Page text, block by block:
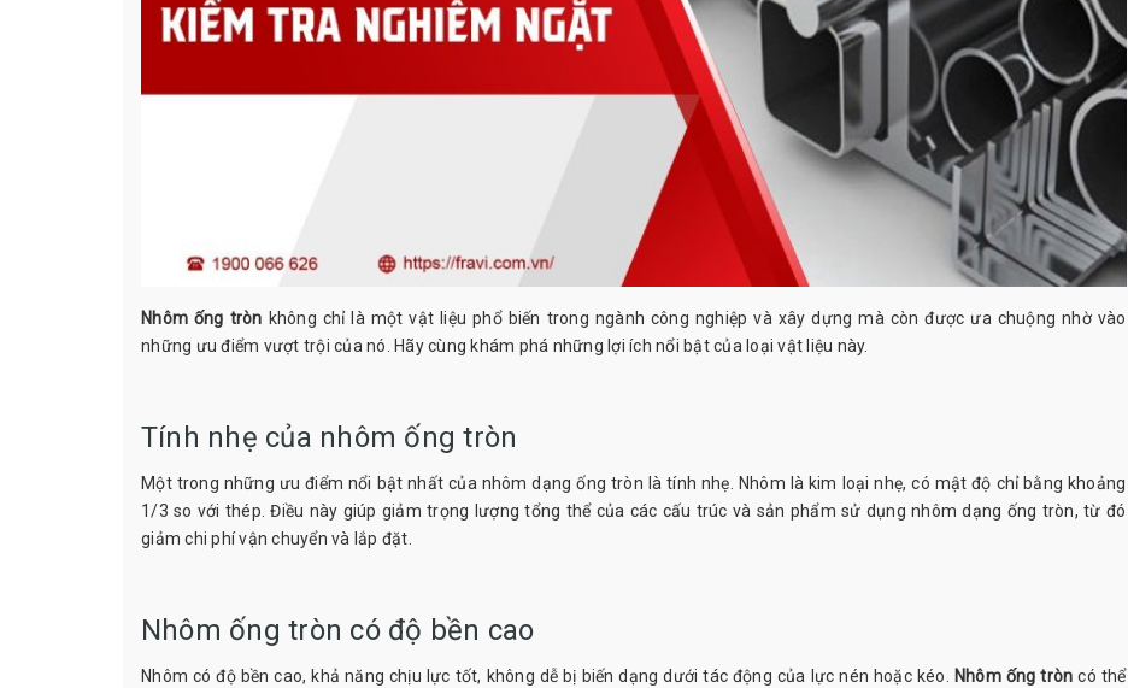
Nhôm ống tròn không chỉ là một vật liệu phổ biến trong ngành công nghiệp và xây dựng mà còn được ưa chuộng nhờ vào
những ưu điểm vượt trội của nó. Hãy cùng khám phá những lợi ích nổi bật của loại vật liệu này.
Tính nhẹ của nhôm ống tròn
Một trong những ưu điểm nổi bật nhất của nhôm dạng ống tròn là tính nhẹ. Nhôm là kim loại nhẹ, có mật độ chỉ bằng khoảng
1/3 so với thép. Điều này giúp giảm trọng lượng tổng thể của các cấu trúc và sản phẩm sử dụng nhôm dạng ống tròn, từ đó
giảm chi phí vận chuyển và lắp đặt.
Nhôm ống tròn có độ bền cao
Nhôm có độ bền cao, khả năng chịu lực tốt, không dễ bị biến dạng dưới tác động của lực nén hoặc kéo. Nhôm ống tròn có thể